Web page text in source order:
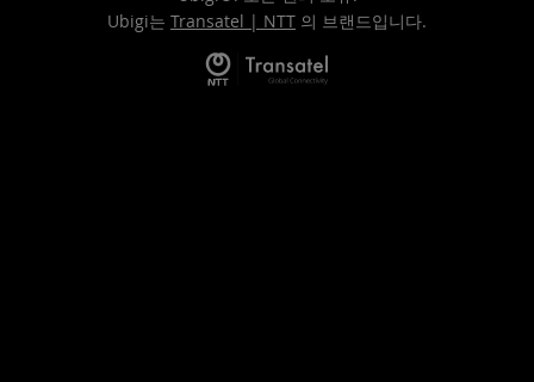
Ubigi는 Transatel | NTT 의 브랜드입니다.